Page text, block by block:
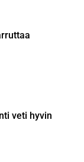
veti hyvin